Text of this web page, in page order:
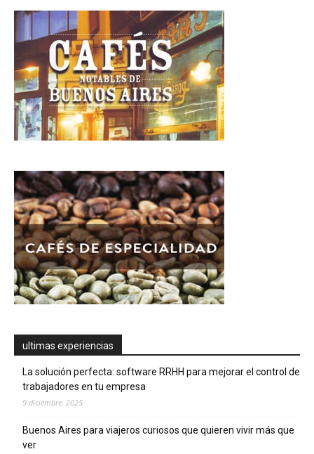
ultimas experiencias
La solución perfecta: software RRHH para mejorar el control de
trabajadores en tu empresa
9 diciembre, 2025
Buenos Aires para viajeros curiosos que quieren vivir más que
ver